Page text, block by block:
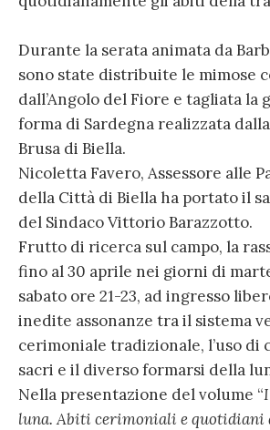
Durante la serata animata da
sono state distribuite le mimose
dall’Angolo del Fiore e tagliata la
forma di Sardegna realizzata
Brusa di Biella.
Nicoletta Favero, Assessore alle
della Città di Biella ha portato il
del Sindaco Vittorio Barazzotto.
Frutto di ricerca sul campo, la
fino al 30 aprile nei giorni di
sabato ore 21-23, ad ingresso
inedite assonanze tra il sistema
cerimoniale tradizionale, l’uso di
sacri e il diverso formarsi della
Nella presentazione del volume “
luna. Abiti cerimoniali e quotidiani